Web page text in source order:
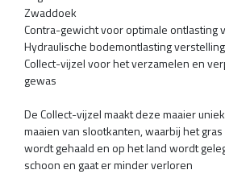
Zwaddoek
Contra-gewicht voor optimale ontlasting
Hydraulische bodemontlasting verstelling
Collect-vijzel voor het verzamelen en
gewas
De Collect-vijzel maakt deze maaier
maaien van slootkanten, waarbij het
wordt gehaald en op het land wordt
schoon en gaat er minder verloren